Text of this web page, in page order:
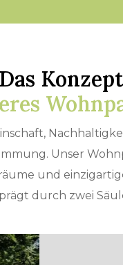
Das Konzept
Unser
und
durch zwei